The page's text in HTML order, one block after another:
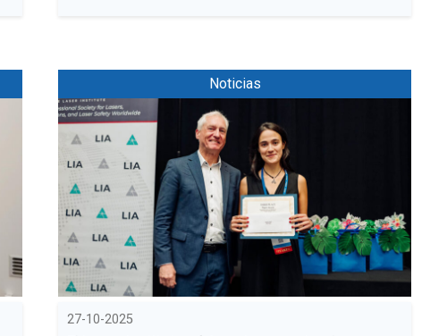
Noticias
27-10-2025